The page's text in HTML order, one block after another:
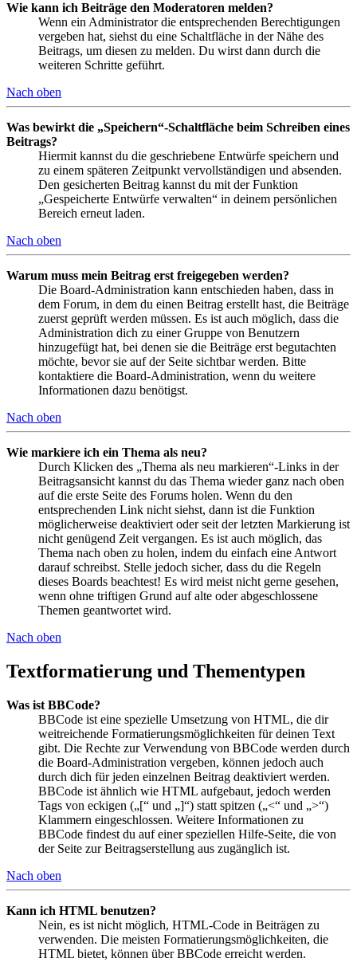
Wie kann ich Beiträge den Moderatoren melden?
Wenn ein Administrator die entsprechenden Berechtigungen
vergeben hat, siehst du eine Schaltfläche in der Nähe des
Beitrags, um diesen zu melden. Du wirst dann durch die
weiteren Schritte geführt.
Nach oben
Was bewirkt die „Speichern“-Schaltfläche beim Schreiben eines
Beitrags?
Hiermit kannst du die geschriebene Entwürfe speichern und
zu einem späteren Zeitpunkt vervollständigen und absenden.
Den gesicherten Beitrag kannst du mit der Funktion
„Gespeicherte Entwürfe verwalten“ in deinem persönlichen
Bereich erneut laden.
Nach oben
Warum muss mein Beitrag erst freigegeben werden?
Die Board-Administration kann entschieden haben, dass in
dem Forum, in dem du einen Beitrag erstellt hast, die Beiträge
zuerst geprüft werden müssen. Es ist auch möglich, dass die
Administration dich zu einer Gruppe von Benutzern
hinzugefügt hat, bei denen sie die Beiträge erst begutachten
möchte, bevor sie auf der Seite sichtbar werden. Bitte
kontaktiere die Board-Administration, wenn du weitere
Informationen dazu benötigst.
Nach oben
Wie markiere ich ein Thema als neu?
Durch Klicken des „Thema als neu markieren“-Links in der
Beitragsansicht kannst du das Thema wieder ganz nach oben
auf die erste Seite des Forums holen. Wenn du den
entsprechenden Link nicht siehst, dann ist die Funktion
möglicherweise deaktiviert oder seit der letzten Markierung ist
nicht genügend Zeit vergangen. Es ist auch möglich, das
Thema nach oben zu holen, indem du einfach eine Antwort
darauf schreibst. Stelle jedoch sicher, dass du die Regeln
dieses Boards beachtest! Es wird meist nicht gerne gesehen,
wenn ohne triftigen Grund auf alte oder abgeschlossene
Themen geantwortet wird.
Nach oben
Textformatierung und Thementypen
Was ist BBCode?
BBCode ist eine spezielle Umsetzung von HTML, die dir
weitreichende Formatierungsmöglichkeiten für deinen Text
gibt. Die Rechte zur Verwendung von BBCode werden durch
die Board-Administration vergeben, können jedoch auch
durch dich für jeden einzelnen Beitrag deaktiviert werden.
BBCode ist ähnlich wie HTML aufgebaut, jedoch werden
Tags von eckigen („[“ und „]“) statt spitzen („<“ und „>“)
Klammern eingeschlossen. Weitere Informationen zu
BBCode findest du auf einer speziellen Hilfe-Seite, die von
der Seite zur Beitragserstellung aus zugänglich ist.
Nach oben
Kann ich HTML benutzen?
Nein, es ist nicht möglich, HTML-Code in Beiträgen zu
verwenden. Die meisten Formatierungsmöglichkeiten, die
HTML bietet, können über BBCode erreicht werden.